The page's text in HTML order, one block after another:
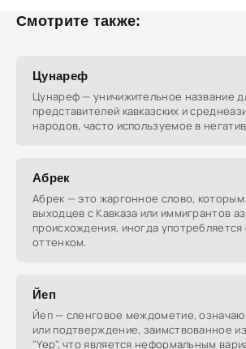
Смотрите также:
Цунареф
Цунареф — уничижительное название
представителей кавказских и
народов, часто используемое в
Абрек
Абрек — это жаргонное слово,
выходцев с Кавказа или иммигрантов
происхождения, иногда употребляется
оттенком.
Йеп
Йеп — сленговое междометие,
или подтверждение, заимствованное
"Yep", что является неформальным